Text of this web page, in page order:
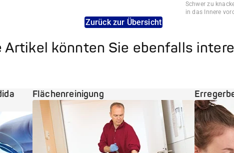
Schwer zu
in das Innere
Zurück zur Übersicht
Artikel könnten Sie ebenfalls
Flächenreinigung